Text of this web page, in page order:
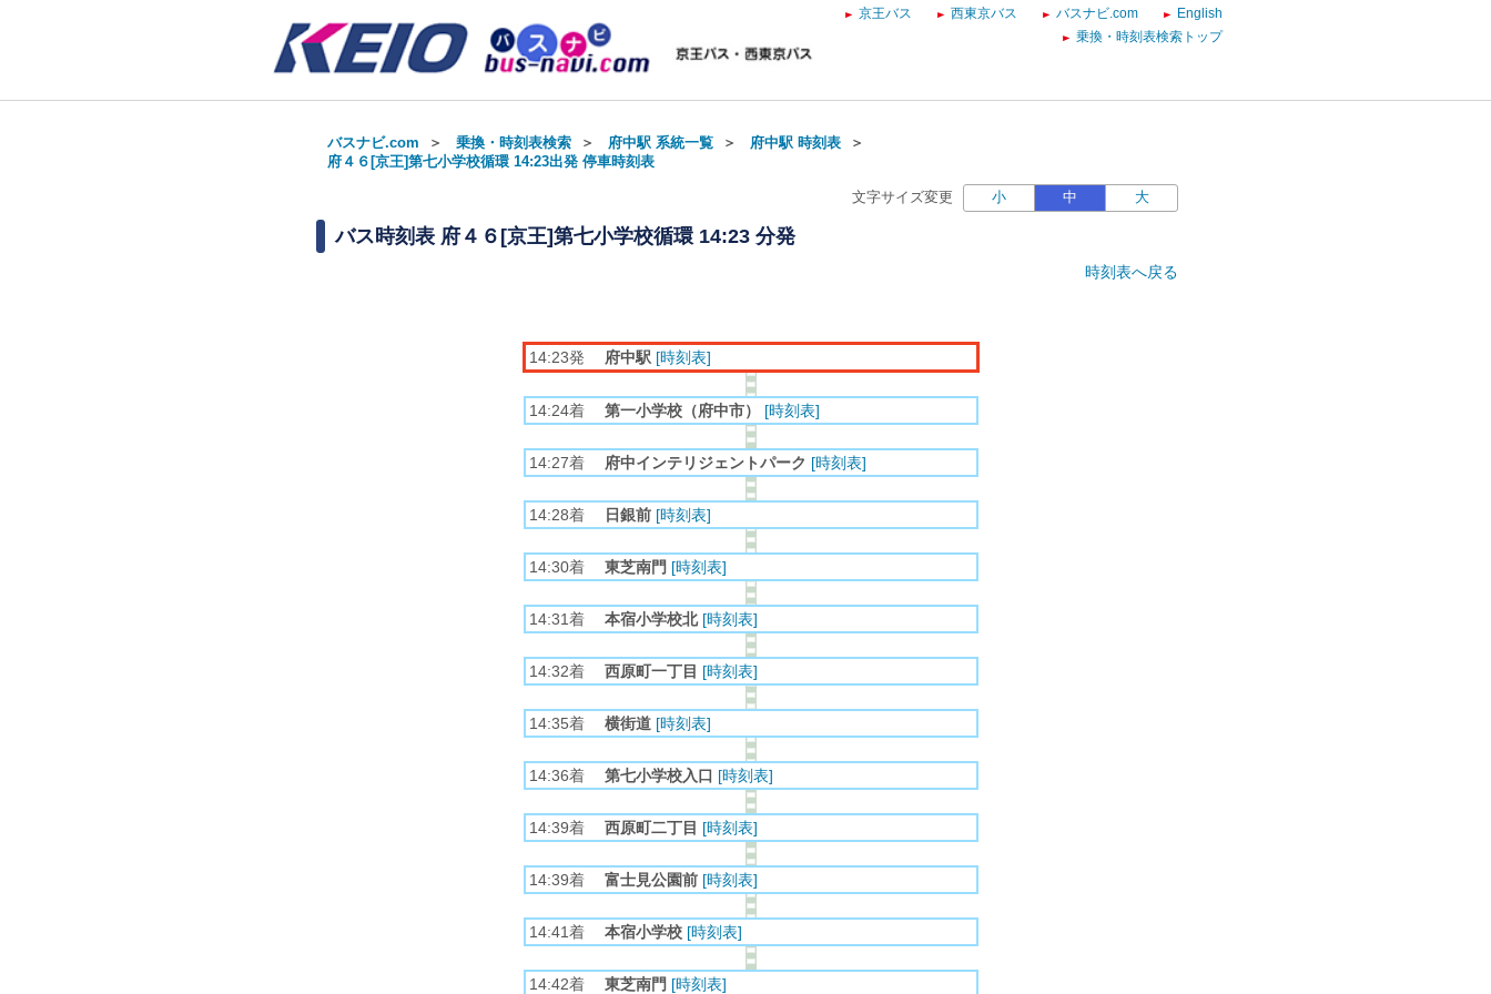
京王バス 西東京バス バスナビ.com
English
乗換・時刻表検索トップ
バスナビ.com ＞ 乗換・時刻表検索 ＞ 府中駅 系統一覧 ＞ 府中駅 時刻表 ＞
府４６[京王]第七小学校循環 14:23出発 停車時刻表
文字サイズ変更 小 中 大
バス時刻表 府４６[京王]第七小学校循環 14:23 分発
時刻表へ戻る
14:23発 府中駅 [時刻表]
14:24着 第一小学校（府中市） [時刻表]
14:27着 府中インテリジェントパーク [時刻表]
14:28着 日銀前 [時刻表]
14:30着 東芝南門 [時刻表]
14:31着 本宿小学校北 [時刻表]
14:32着 西原町一丁目 [時刻表]
14:35着 横街道 [時刻表]
14:36着 第七小学校入口 [時刻表]
14:39着 西原町二丁目 [時刻表]
14:39着 富士見公園前 [時刻表]
14:41着 本宿小学校 [時刻表]
14:42着 東芝南門 [時刻表]